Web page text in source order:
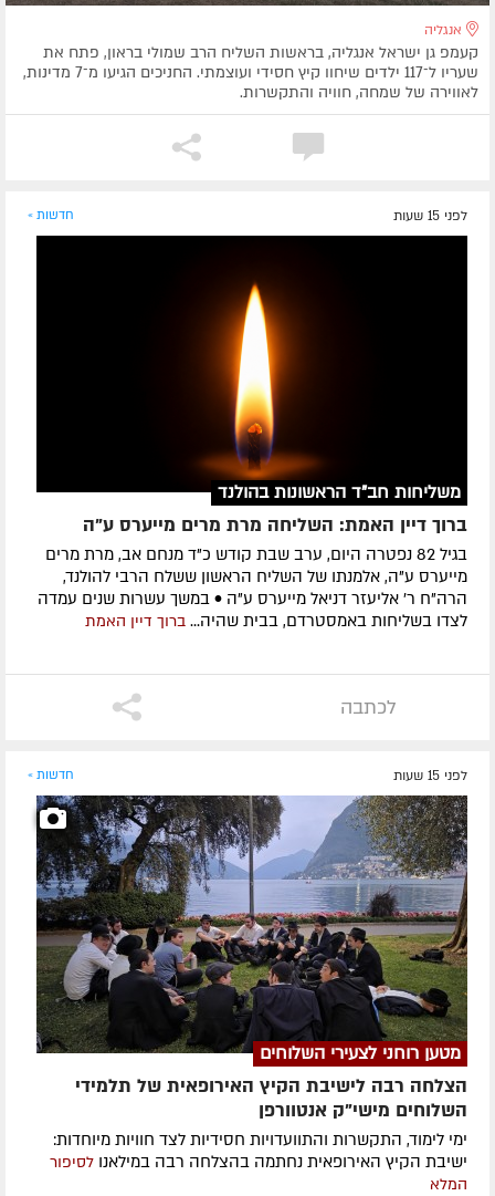
אנגליה
קעמפ גן ישראל אנגליה, בראשות השליח הרב שמולי בראון, פתח את
שעריו ל־117 ילדים שיחוו קיץ חסידי ועוצמתי. החניכים הגיעו מ־7 מדינות,
לאווירה של שמחה, חוויה והתקשרות.
לפני 15 שעות חדשות »
משליחות חב"ד הראשונות בהולנד
ברוך דיין האמת: השליחה מרת מרים מייערס ע"ה
בגיל 82 נפטרה היום, ערב שבת קודש כ"ד מנחם אב, מרת מרים
מייערס ע"ה, אלמנתו של השליח הראשון ששלח הרבי להולנד,
הרה"ח ר' אליעזר דניאל מייערס ע"ה • במשך עשרות שנים עמדה
לצדו בשליחות באמסטרדם, בבית שהיה... ברוך דיין האמת
לכתבה
לפני 15 שעות חדשות »
מטען רוחני לצעירי השלוחים
הצלחה רבה לישיבת הקיץ האירופאית של תלמידי
השלוחים מישי"ק אנטוורפן
ימי לימוד, התקשרות והתוועדויות חסידיות לצד חוויות מיוחדות:
ישיבת הקיץ האירופאית נחתמה בהצלחה רבה במילאנו לסיפור
המלא